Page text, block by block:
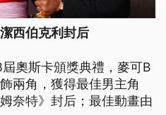
西伯克利封后
奧斯卡頒獎典禮，麥可B
兩角，獲得最佳男主角
奈特》封后；最佳動畫由